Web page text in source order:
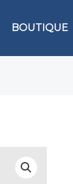
BOUTIQUE